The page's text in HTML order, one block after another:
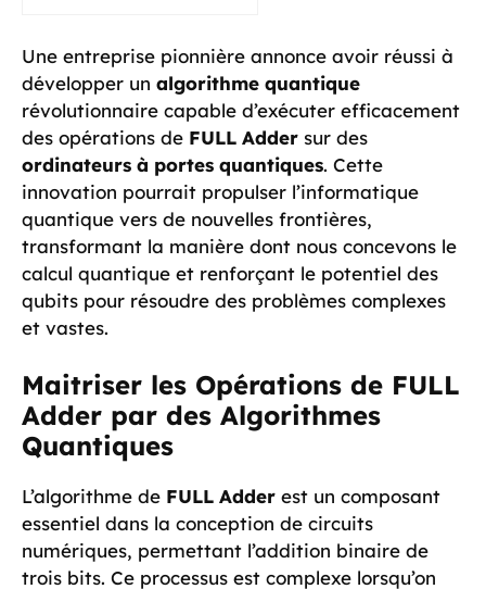
Une entreprise pionnière annonce avoir réussi à
développer un algorithme quantique
révolutionnaire capable d’exécuter efficacement
des opérations de FULL Adder sur des
ordinateurs à portes quantiques. Cette
innovation pourrait propulser l’informatique
quantique vers de nouvelles frontières,
transformant la manière dont nous concevons le
calcul quantique et renforçant le potentiel des
qubits pour résoudre des problèmes complexes
et vastes.
Maitriser les Opérations de FULL
Adder par des Algorithmes
Quantiques
L’algorithme de FULL Adder est un composant
essentiel dans la conception de circuits
numériques, permettant l’addition binaire de
trois bits. Ce processus est complexe lorsqu’on